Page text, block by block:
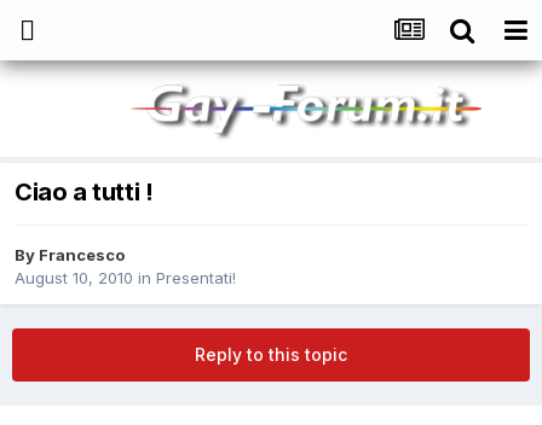
Ciao a tutti !
By Francesco
August 10, 2010 in Presentati!
Reply to this topic